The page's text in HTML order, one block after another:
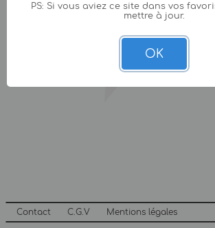
Contact C.G.V Mentions légales
PS: Si vous aviez ce site dans vos
mettre à jour.
OK